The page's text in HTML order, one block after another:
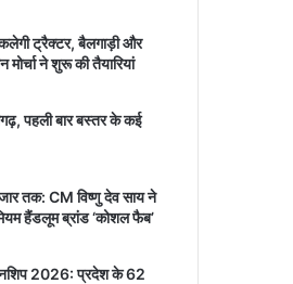
ट्रैक्टर, बैलगाड़ी और
मोर्चा ने शुरू की तैयारियां
पहली बार बस्तर के कई
तक: CM विष्णु देव साय ने
हैंडलूम ब्रांड ‘कोशल फैब’
2026: प्रदेश के 62